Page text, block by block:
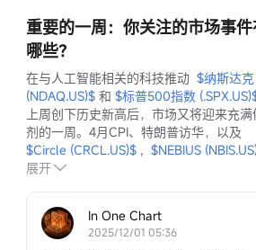
重要的一周：你关注的市场事
哪些？
在与人工智能相关的科技推动 $纳斯达克
(NDAQ.US)$ 和 $标普500指数
上周创下历史新高后，市场又将迎来充
$Circle (CRCL.US)$ , $NEBIUS
展开
In One Chart
2025/12/01 05:36